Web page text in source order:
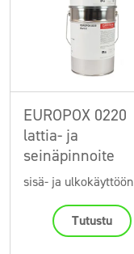
EUROPOX 0220
lattia- ja
seinäpinnoite
sisä- ja ulkokäyttöön
Tutustu